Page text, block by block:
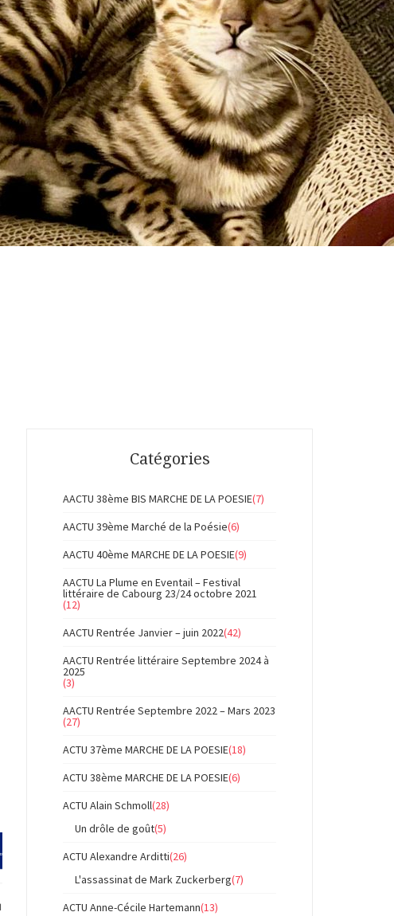
Catégories
AACTU 38ème BIS MARCHE DE LA POESIE(7)
AACTU 39ème Marché de la Poésie(6)
AACTU 40ème MARCHE DE LA POESIE(9)
AACTU La Plume en Eventail – Festival
littéraire de Cabourg 23/24 octobre 2021
(12)
AACTU Rentrée Janvier – juin 2022(42)
AACTU Rentrée littéraire Septembre 2024 à
2025
(3)
AACTU Rentrée Septembre 2022 – Mars 2023
(27)
ACTU 37ème MARCHE DE LA POESIE(18)
ACTU 38ème MARCHE DE LA POESIE(6)
ACTU Alain Schmoll(28)
Un drôle de goût(5)
ACTU Alexandre Arditti(26)
L'assassinat de Mark Zuckerberg(7)
ACTU Anne-Cécile Hartemann(13)